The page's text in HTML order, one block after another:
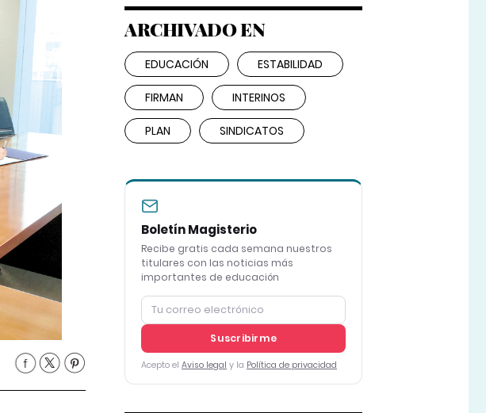
ARCHIVADO EN
EDUCACIÓN ESTABILIDAD
FIRMAN INTERINOS
PLAN SINDICATOS
Boletín Magisterio
Recibe gratis cada semana nuestros
titulares con las noticias más
importantes de educación
Suscribirme
Acepto el Aviso legal y la Política de privacidad